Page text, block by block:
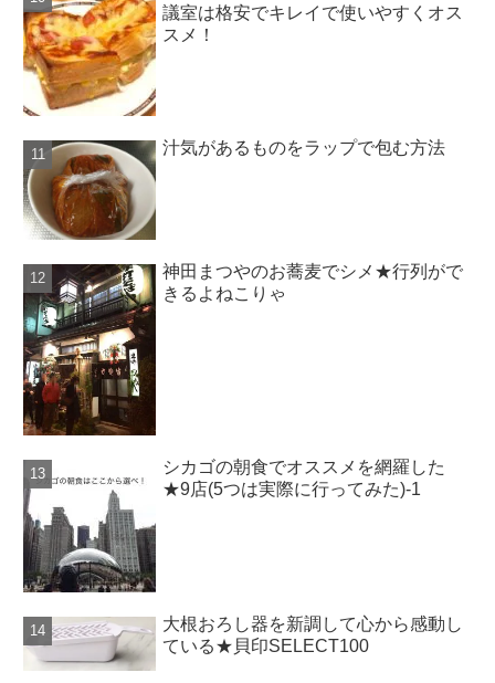
議室は格安でキレイで使いやすくオス
スメ！
汁気があるものをラップで包む方法
神田まつやのお蕎麦でシメ★行列がで
きるよねこりゃ
シカゴの朝食でオススメを網羅した
★9店(5つは実際に行ってみた)-1
大根おろし器を新調して心から感動し
ている★貝印SELECT100